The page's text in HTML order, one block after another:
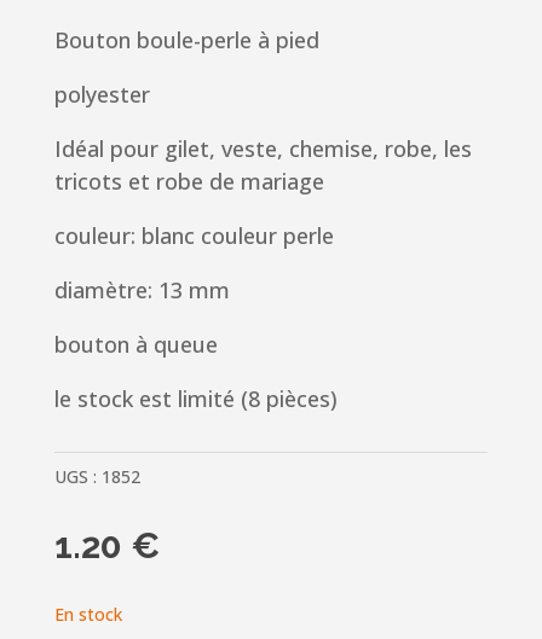
Bouton boule-perle à pied
polyester
Idéal pour gilet, veste, chemise, robe, les
tricots et robe de mariage
couleur: blanc couleur perle
diamètre: 13 mm
bouton à queue
le stock est limité (8 pièces)
UGS : 1852
1.20 €
En stock